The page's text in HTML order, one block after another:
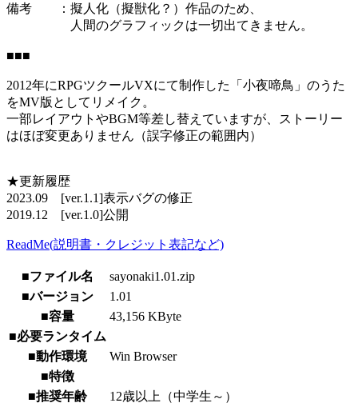
備考 ：擬人化（擬獣化？）作品のため、
人間のグラフィックは一切出てきません。
■■■
2012年にRPGツクールVXにて制作した「小夜啼鳥」のうた
をMV版としてリメイク。
一部レイアウトやBGM等差し替えていますが、ストーリー
はほぼ変更ありません（誤字修正の範囲内）
★更新履歴
2023.09 [ver.1.1]表示バグの修正
2019.12 [ver.1.0]公開
ReadMe(説明書・クレジット表記など)
■ファイル名
sayonaki1.01.zip
■バージョン
1.01
■容量
43,156 KByte
■必要ランタイム
■動作環境
Win Browser
■特徴
■推奨年齢
12歳以上（中学生～）